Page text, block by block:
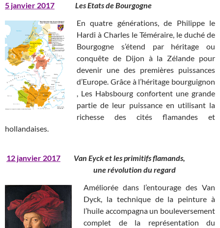
5 janvier 2017
Les Etats de Bourgogne
En quatre générations, de Philippe le
Hardi à Charles le Téméraire, le duché de
Bourgogne s’étend par héritage ou
conquête de Dijon à la Zélande pour
devenir une des premières puissances
d’Europe. Grâce à l’héritage bourguignon
, Les Habsbourg confortent une grande
partie de leur puissance en utilisant la
richesse des cités flamandes et
hollandaises.
12 janvier 2017
Van Eyck et les primitifs flamands,
une révolution du regard
Améliorée dans l’entourage des Van
Dyck, la technique de la peinture à
l’huile accompagna un bouleversement
complet de la représentation du